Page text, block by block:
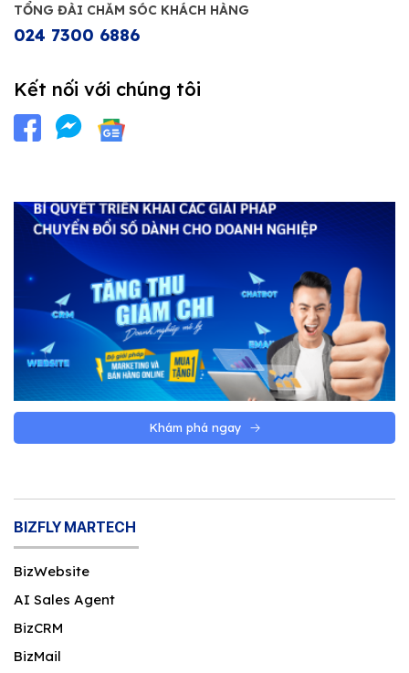
TỔNG ĐÀI CHĂM SÓC KHÁCH HÀNG
024 7300 6886
Kết nối với chúng tôi
Khám phá ngay
BIZFLY MARTECH
BizWebsite
AI Sales Agent
BizCRM
BizMail